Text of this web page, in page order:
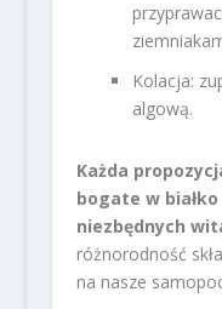
Kolacja:
algową.
Każda
bogate w białko
niezbędnych
różnorodność
na nasze